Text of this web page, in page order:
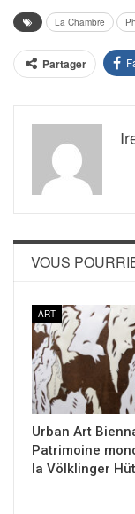
La Chambre
Partager
VOUS
ART
Urban Art
Patrimoine
la Völklinger